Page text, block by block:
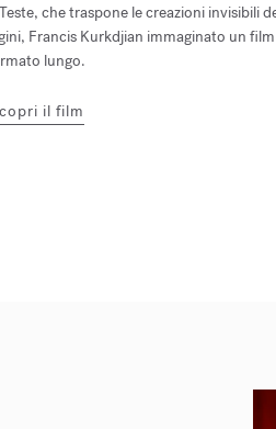
che traspone le creazioni invisibili
Francis Kurkdjian immaginato un
lungo.
il film